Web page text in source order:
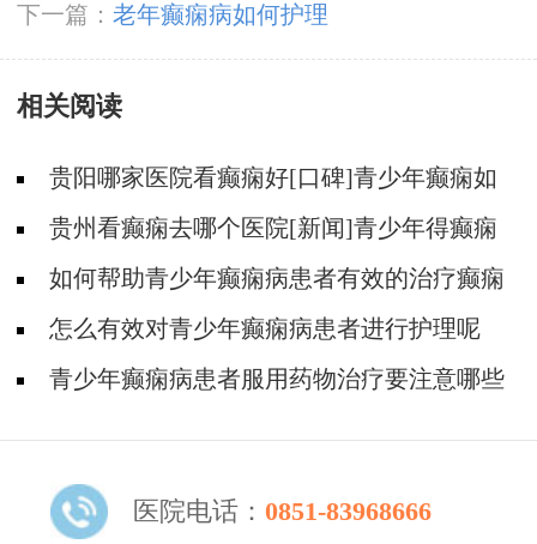
下一篇： 老年癫痫病如何护理
相关阅读
贵阳哪家医院看癫痫好[口碑]青少年癫痫如
何确诊？
贵州看癫痫去哪个医院[新闻]青少年得癫痫
有哪些不可估量的伤害？
如何帮助青少年癫痫病患者有效的治疗癫痫
病
怎么有效对青少年癫痫病患者进行护理呢
青少年癫痫病患者服用药物治疗要注意哪些
医院电话： 0851-83968666